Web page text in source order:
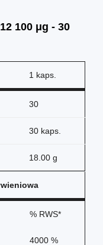
100 μg - 30
1 kaps.
30
30 kaps.
18.00 g
% RWS*
4000 %